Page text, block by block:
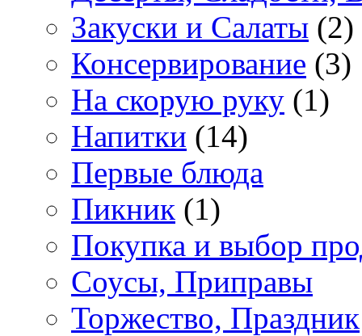
Закуски и Салаты (2)
Консервирование (3)
На скорую руку (1)
Напитки (14)
Первые блюда
Пикник (1)
Покупка и выбор
Соусы, Приправы
Торжество, Праздник